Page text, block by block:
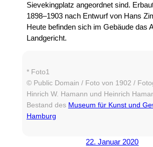
Sievekingplatz angeordnet sind.
1898–1903 nach Entwurf von Hans
Heute befinden sich im Gebäude das
Landgericht.
* Foto1
© Public Domain / Foto von 1902 /
Hinrich W. Hamann und Heinrich
Bestand des Museum für Kunst und
Hamburg
22. Januar 2020